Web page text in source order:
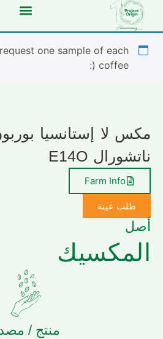
one sample of each
coffee (:
مكس لا إستانسيا
ناتشورال E14O
Farm Info
طلب عينة
أصل
المكسيك
منتج /